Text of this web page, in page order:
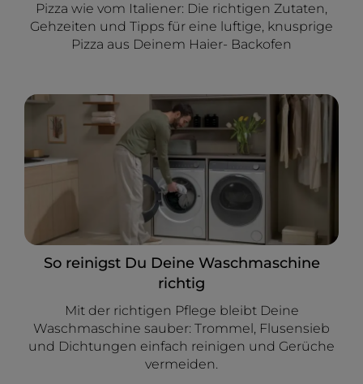
Pizza wie vom Italiener: Die richtigen Zutaten,
Gehzeiten und Tipps für eine luftige, knusprige
Pizza aus Deinem Haier- Backofen
So reinigst Du Deine Waschmaschine
richtig
Mit der richtigen Pflege bleibt Deine
Waschmaschine sauber: Trommel, Flusensieb
und Dichtungen einfach reinigen und Gerüche
vermeiden.